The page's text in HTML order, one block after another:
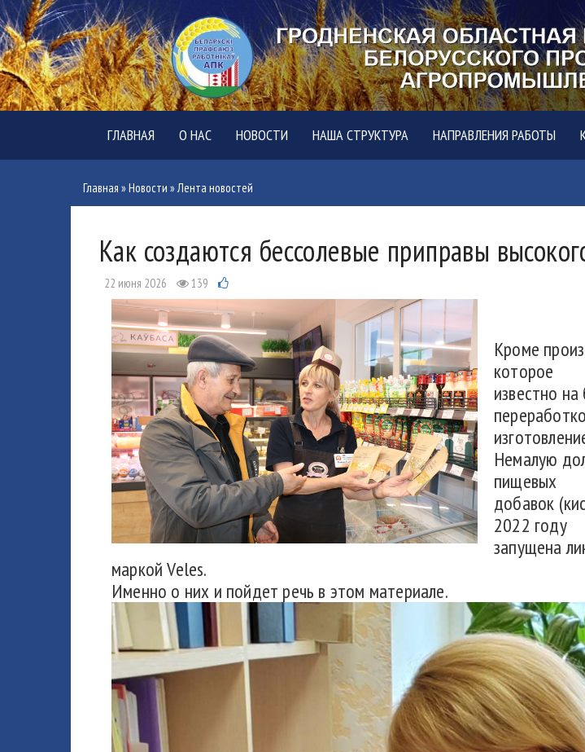
ГЛАВНАЯ О НАС НОВОСТИ НАША СТРУКТУРА НАПРАВЛЕНИЯ РАБОТЫ
Главная »Новости »Лента новостей
Как создаются бессолевые приправы
22 июня 2026 139
Кроме
которое
известно
Немалую
пищевых
добавок
2022 году
запущена
маркой Veles.
Именно о них и пойдет речь в этом материале.